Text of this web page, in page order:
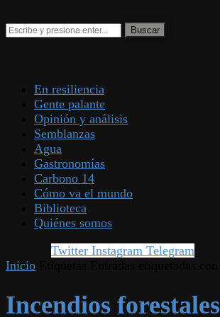
En resiliencia
Gente palante
Opinión y análisis
Semblanzas
Agua
Gastronomías
Carbono 14
Cómo va el mundo
Biblioteca
Quiénes somos
Twitter Instagram Telegram
Inicio
Incendios forestales